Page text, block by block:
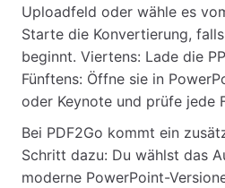
Uploadfeld oder wähle es
Starte die Konvertierung,
beginnt. Viertens: Lade die
Fünftens: Öffne sie in
oder Keynote und prüfe jede
Bei PDF2Go kommt ein
Schritt dazu: Du wählst das
moderne PowerPoint-